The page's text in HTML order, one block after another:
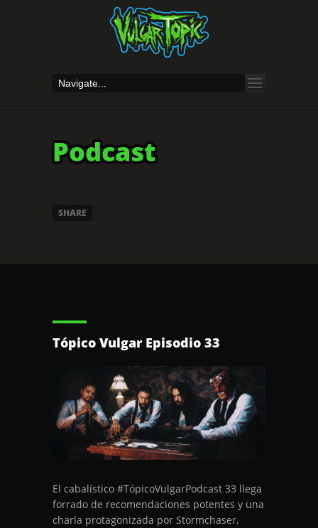
Podcast
SHARE
Tópico Vulgar Episodio 33
El cabalístico #TópicoVulgarPodcast 33 llega
forrado de recomendaciones potentes y una
charla protagonizada por Stormchaser,